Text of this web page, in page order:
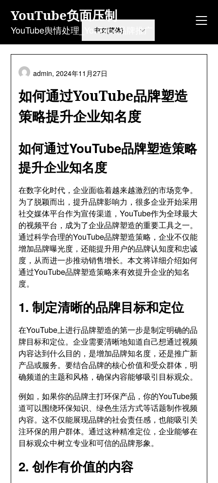
content
YouTube负面压制
YouTube舆情处理_YouTube品牌推广
如何通过YouTube品牌塑造
策略提升企业知名度
admin,2024年11月27日
如何通过YouTube品牌塑造策略
提升企业知名度
在数字化时代，企业面临着越来越激烈的市场竞争。
为了脱颖而出，提升品牌影响力，很多企业开始采用
社交媒体平台作为宣传渠道，YouTube作为全球最大
的视频平台，成为了企业品牌塑造的重要工具之一。
通过科学合理的YouTube品牌塑造策略，企业不仅能
增加品牌曝光度，还能提升用户的品牌认知度和忠诚
度，从而进一步推动销售增长。本文将详细介绍如何
通过YouTube品牌塑造策略来有效提升企业的知名
度。
1. 制定清晰的品牌目标和定位
在YouTube上进行品牌塑造的第一步是制定明确的品
牌目标和定位。企业需要清晰地知道自己想通过视频
内容达到什么目的，是增加品牌知名度，还是推广新
产品或服务。要结合品牌的核心价值和受众群体，明
确频道的主题和风格，确保内容能够吸引目标观众。
例如，如果你的品牌主打环保产品，你的YouTube频
道可以围绕环保知识、绿色生活方式等话题制作视频
内容。这不仅能展现品牌的社会责任感，也能吸引关
注环保的用户群体。通过这种精准定位，企业能够在
目标观众中树立专业和可信的品牌形象。
2. 创作有价值的内容